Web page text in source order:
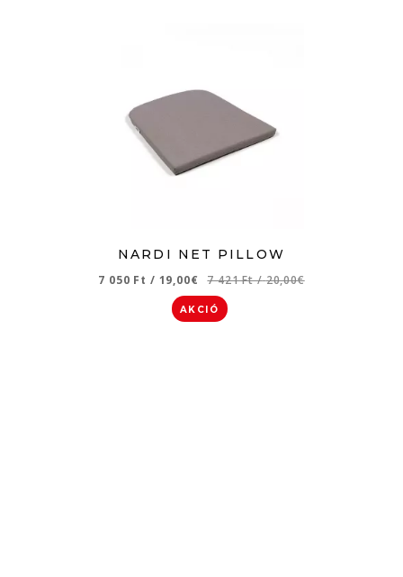
NARDI NET PILLOW
7 050 Ft / 19,00€ 7 421 Ft/ 20,00€
AKCIÓ